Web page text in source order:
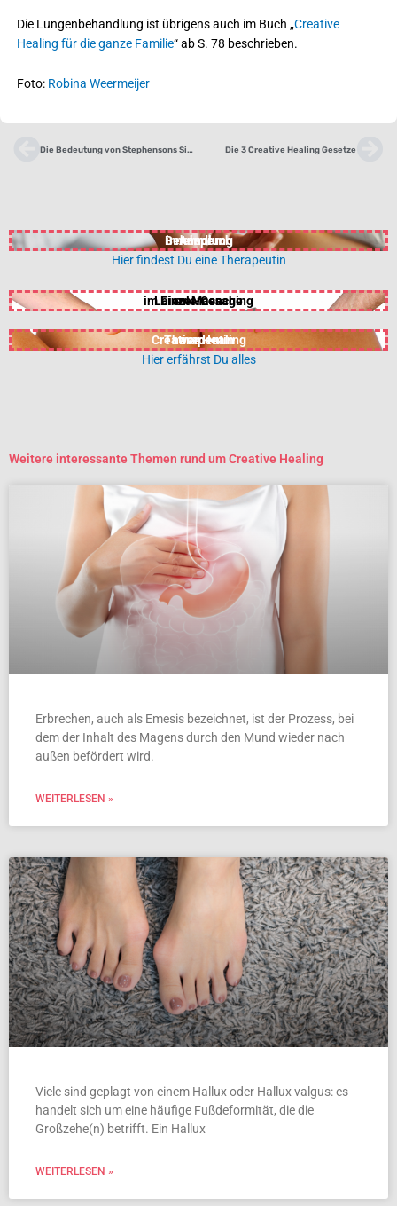
Die Lungenbehandlung ist übrigens auch im Buch „Creative
Healing für die ganze Familie“ ab S. 78 beschrieben.
Foto: Robina Weermeijer
Zurück Die Bedeutung von Stephensons Signet Die 3 Creative Healing Gesetze
Behandlung
in Anspruch
nehmen
Hier findest Du eine Therapeutin
Laien-Massage
im Einzel-Coaching
erlernen
Creative Healing
Therapeutin
werden
Hier erfährst Du alles
Weitere interessante Themen rund um Creative Healing
Erbrechen, auch als Emesis bezeichnet, ist der Prozess, bei
dem der Inhalt des Magens durch den Mund wieder nach
außen befördert wird.
WEITERLESEN »
Viele sind geplagt von einem Hallux oder Hallux valgus: es
handelt sich um eine häufige Fußdeformität, die die
Großzehe(n) betrifft. Ein Hallux
WEITERLESEN »